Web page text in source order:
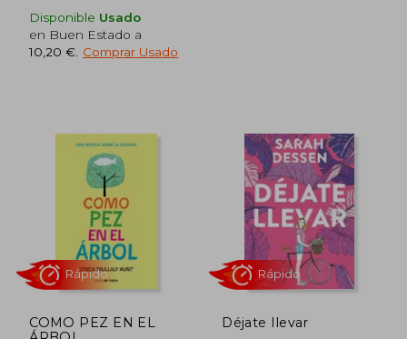
5%
Disponible Usado
en Buen Estado a
10,20 € Comprar Usado
5%
dcto.
COMO PEZ EN EL
Déjate llevar